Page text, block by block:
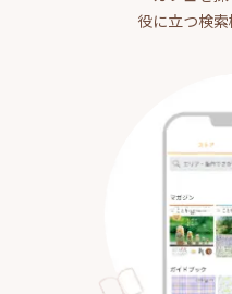
役に立つ検索